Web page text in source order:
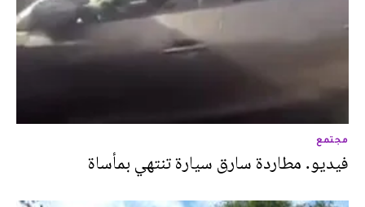
مجتمع
فيديو. مطاردة سارق سيارة تنتهي بمأساة